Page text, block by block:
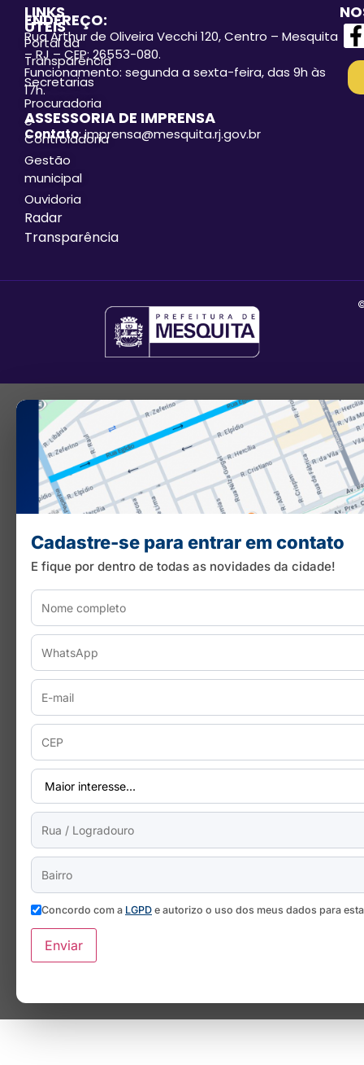
LINKS
ÚTEIS
Portal da
Transparência
Secretarias
Procuradoria
e
Controladoria
Gestão
municipal
Ouvidoria
Radar
Transparência
ENDEREÇO:
Rua Arthur de Oliveira Vecchi 120, Centro – Mesquita
– RJ – CEP: 26553-080.
Funcionamento: segunda a sexta-feira, das 9h às
17h.
ASSESSORIA DE IMPRENSA
Contato: imprensa@mesquita.rj.gov.br
Cadastre-se para entrar em contato
E fique por dentro de todas as novidades da cidade!
Concordo com a LGPD e autorizo o uso dos meus dados para
Enviar